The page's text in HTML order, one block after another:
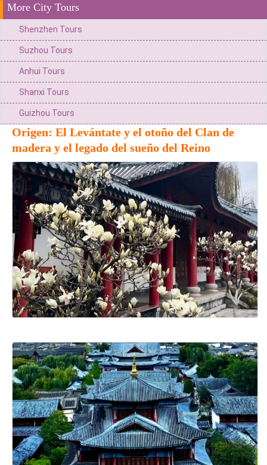
More City Tours
Shenzhen Tours
Suzhou Tours
Anhui Tours
Shanxi Tours
Guizhou Tours
Origen: El Levántate y el otoño del Clan de
madera y el legado del sueño del Reino